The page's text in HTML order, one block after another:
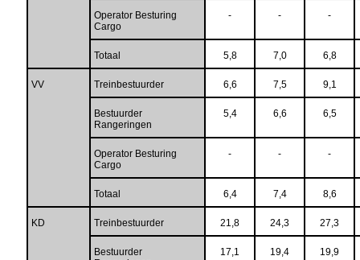
Operator Besturing
Cargo
- - -
Totaal 5,8 7,0 6,8
VV Treinbestuurder 6,6 7,5 9,1
Bestuurder
Rangeringen
5,4 6,6 6,5
Operator Besturing
Cargo
- - -
Totaal 6,4 7,4 8,6
KD Treinbestuurder 21,8 24,3 27,3
Bestuurder
17,1 19,4 19,9